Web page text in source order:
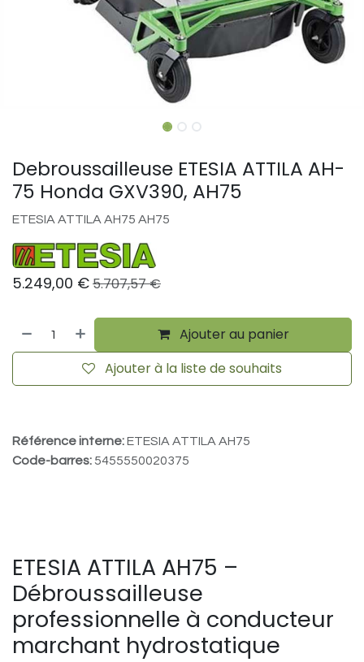
Debroussailleuse ETESIA ATTILA AH-
75 Honda GXV390, AH75
ETESIA ATTILA AH75 AH75
5.249,00 €5.707,57€
Ajouter au panier
Ajouter à la liste de souhaits
Référence interne:ETESIA ATTILA AH75
Code-barres:5455550020375
ETESIA ATTILA AH75 –
Débroussailleuse
professionnelle à conducteur
marchant hydrostatique